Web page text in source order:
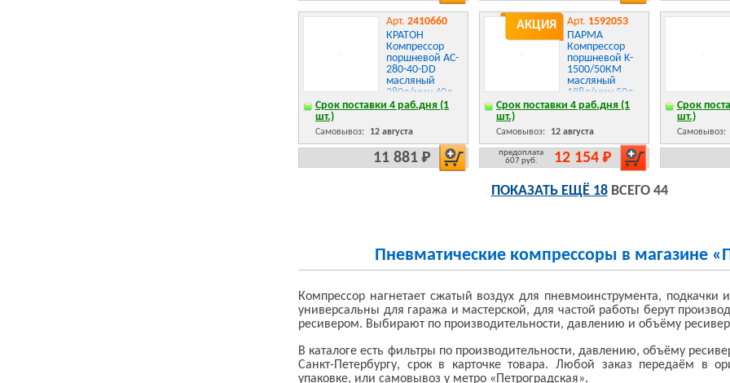
Арт. 2410660
КРАТОН
Компрессор
поршневой AC-
280-40-DD
масляный
280л/мин 40л
2000Вт
Срок поставки 4 раб.дня (1
шт.)
Самовывоз: 12 августа
11 881 Р
АКЦИЯ Арт. 1592053
ПАРМА
Компрессор
поршневой K-
1500/50КМ
масляный
198л/мин 50л
1500Вт серый/
Срок поставки 4 раб.дня (1
шт.)
Самовывоз: 12 августа
предоплата
607 руб.
12 154 Р
Срок
шт.)
Самовывоз:
ПОКАЗАТЬ ЕЩЁ 18ВСЕГО 44
Пневматические компрессоры в магазине
Компрессор нагнетает сжатый воздух для пневмоинструмента, подкачки
универсальны для гаража и мастерской, для частой работы берут
ресивером. Выбирают по производительности, давлению и объёму
В каталоге есть фильтры по производительности, давлению, объёму
Санкт-Петербургу, срок в карточке товара. Любой заказ передаём в
упаковке, или самовывоз у метро «Петроградская».